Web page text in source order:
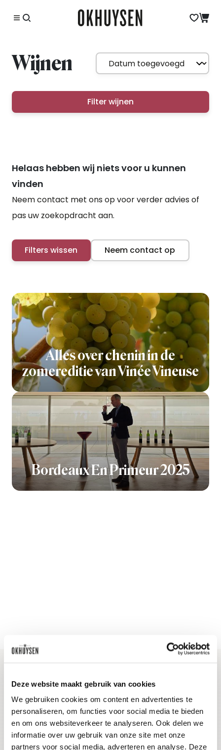
Deze website maakt gebruik van cookies
We gebruiken cookies om content en advertenties te
personaliseren, om functies voor social media te bieden
en om ons websiteverkeer te analyseren. Ook delen we
informatie over uw gebruik van onze site met onze
partners voor social media, adverteren en analyse. Deze
Wijnen
Filter wijnen
Helaas hebben wij niets voor u kunnen
vinden
Neem contact met ons op voor verder advies of
pas uw zoekopdracht aan.
Filters wissen Neem contact op
Alles over chenin in de
zomereditie van Vinée Vineuse
Bordeaux En Primeur 2025
Blijf op de hoogte
Ontvang het laatste wijnnieuws, proeverijen en
evenementen
E-mailadres